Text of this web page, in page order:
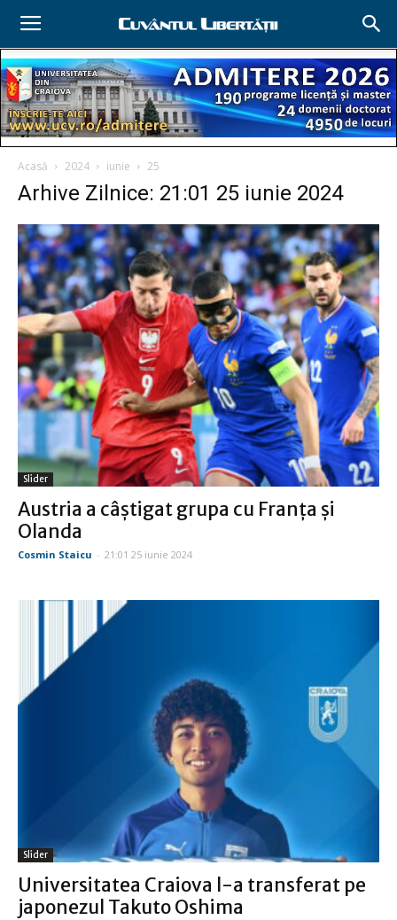
Acasă 2024 iunie 25
Arhive Zilnice: 21:01 25 iunie 2024
Slider
Austria a câştigat grupa cu Franţa şi
Olanda
Cosmin Staicu - 21:01 25 iunie 2024
Slider
Universitatea Craiova l-a transferat pe
japonezul Takuto Oshima